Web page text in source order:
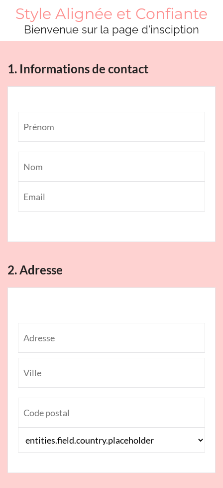
Style Alignée et Confiante
Bienvenue sur la page d'insciption
1. Informations de contact
2. Adresse